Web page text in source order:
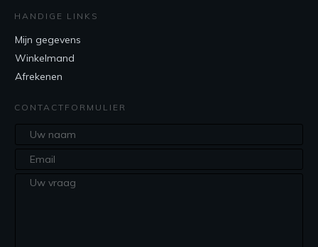
HANDIGE LINKS
Mijn gegevens
Winkelmand
Afrekenen
CONTACTFORMULIER